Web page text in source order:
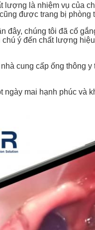
lượng là nhiệm vụ của
được trang bị
đây, chúng tôi đã cố
chú ý đến chất lượng
cung cấp ống thông
ngày mai hạnh phúc và